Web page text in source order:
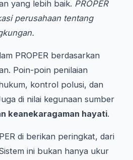
yang lebih baik. PROPER
perusahaan tentang
PROPER berdasarkan
Poin-poin penilaian
kontrol polusi, dan
di nilai kegunaan sumber
keanekaragaman hayati.
di berikan peringkat, dari
ini bukan hanya ukur